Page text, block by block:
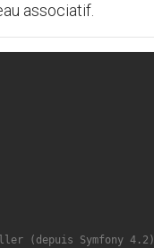
associatif.
(depuis Symfony 4.2)